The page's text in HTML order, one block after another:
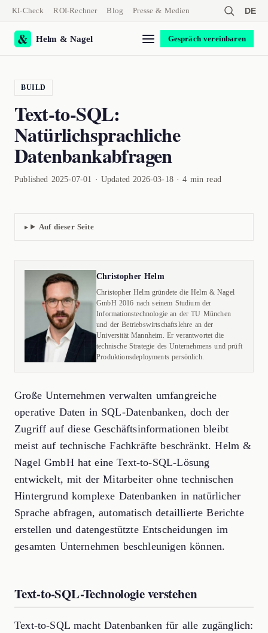
KI-Check ROI-Rechner Blog Presse & Medien DE
Helm & Nagel Gespräch vereinbaren
BUILD
Text-to-SQL:
Natürlichsprachliche
Datenbankabfragen
Published 2025-07-01 · Updated 2026-03-18 · 4 min read
Auf dieser Seite
Christopher Helm
Christopher Helm gründete die Helm & Nagel
GmbH 2016 nach seinem Studium der
Informationstechnologie an der TU München
und der Betriebswirtschaftslehre an der
Universität Mannheim. Er verantwortet die
technische Strategie des Unternehmens und prüft
Produktionsdeployments persönlich.
Große Unternehmen verwalten umfangreiche
operative Daten in SQL-Datenbanken, doch der
Zugriff auf diese Geschäftsinformationen bleibt
meist auf technische Fachkräfte beschränkt. Helm &
Nagel GmbH hat eine Text-to-SQL-Lösung
entwickelt, mit der Mitarbeiter ohne technischen
Hintergrund komplexe Datenbanken in natürlicher
Sprache abfragen, automatisch detaillierte Berichte
erstellen und datengestützte Entscheidungen im
gesamten Unternehmen beschleunigen können.
Text-to-SQL-Technologie verstehen
Text-to-SQL macht Datenbanken für alle zugänglich: